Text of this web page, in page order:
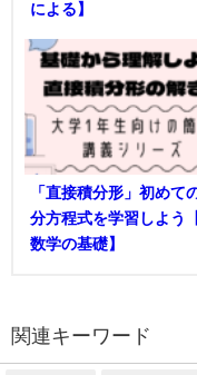
による】
「直接積分形」初めて
分方程式を学習しよう
数学の基礎】
関連キーワード